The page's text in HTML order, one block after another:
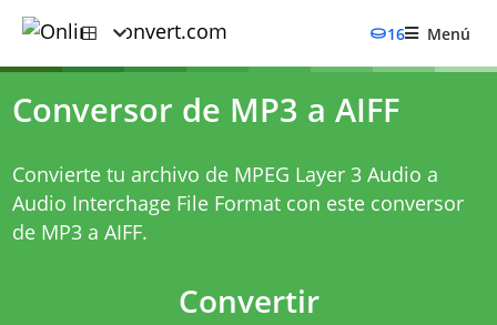
16 Menú
Conversor de MP3 a AIFF
Convierte tu archivo de MPEG Layer 3 Audio a
Audio Interchage File Format con este conversor
de MP3 a AIFF.
Convertir